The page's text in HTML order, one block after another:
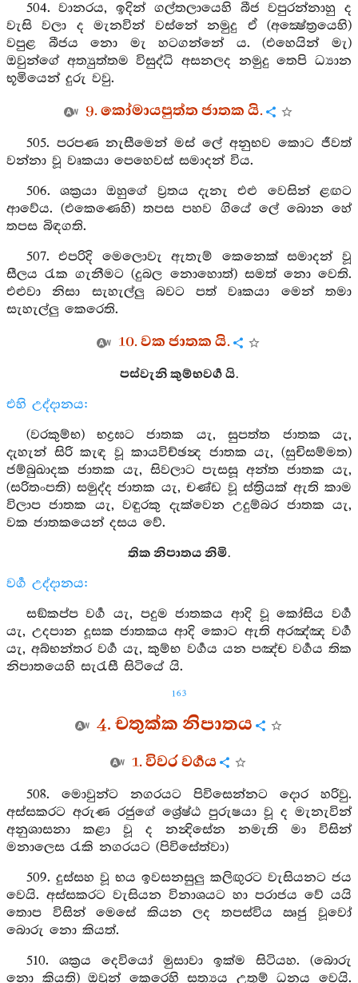
504. වානරය, ඉදින් ගල්තලායෙහි බීජ වපුරන්නාහු ද
වැසි වලා ද මැනවින් වස්නේ නමුදු ඒ (අක්‍ෂේත්‍රයෙහි)
වපුළ බීජය නො මැ හටගන්නේ ය. (එහෙයින් මැ)
ඔවුන්ගේ අත්‍යුත්තම විසුද්ධි අසනලද නමුදු තෙපි ධ්‍යාන
භූමියෙන් දුරු වවු.
9. කෝමායපුත්ත ජාතක යි.
505. පරපණ නැසීමෙන් මස් ලේ අනුභව කොට ජීවත්
වන්නා වූ වෘකයා පෙහෙවස් සමාදන් විය.
506. ශක්‍රයා ඔහුගේ ව්‍රතය දැනැ එළු වෙසින් ළඟට
ආවේය. (එකෙණෙහි) තපස පහව ගියේ ලේ බොන හේ
තපස බිඳගති.
507. එපරිදි මෙලොවැ ඇතැම් කෙනෙක් සමාදන් වූ
සීලය රැක ගැනීමට (දුබල නොහොත්) සමත් නො වෙති.
එළුවා නිසා සැහැල්ලු බවට පත් වෘකයා මෙන් තමා
සැහැල්ලු කෙරෙති.
10. වක ජාතක යි.
පස්වැනි කුම්භවර්‍ග යි.
එහි උද්දානය:
(වරකුම්භ) භද්‍රඝට ජාතක යැ, සුපත්ත ජාතක යැ,
දැහැන් සිරි කැඳ වූ කායවිච්ඡන්‍ද ජාතක යැ, (සුචිසම්මත)
ජම්බුඛාදක ජාතක යැ, සිවලාට පැසසූ අන්ත ජාතක යැ,
(සරිතංපති) සමුද්ද ජාතක යැ, චණ්ඩ වූ ස්ත්‍රියක් ඇති කාම
විලාප ජාතක යැ, වඳුරකු දැක්වෙන උදුම්බර ජාතක යැ,
වක ජාතකයෙන් දසය වේ.
තික නිපාතය නිමි.
වර්‍ග උද්දානය:
සඞ්කප්ප වර්‍ග යැ, පදුම ජාතකය ආදි වූ කෝසිය වර්‍ග
යැ, උදපාන දූසක ජාතකය ආදි කොට ඇති අරඤ්ඤ වර්‍ග
යැ, අබ්භන්තර වර්‍ග යැ, කුම්භ වර්‍ගය යන පඤ්ච වර්‍ගය තික
නිපාතයෙහි සැරැසී සිටියේ යි.
163
4. චතුක්ක නිපාතය
1. විවර වර්‍ගය
508. මොවුන්ට නගරයට පිවිසෙන්නට දොර හරිවු.
අස්සකරට අරුණ රජුගේ ශ්‍රේෂ්ඨ පුරුෂයා වූ ද මැනැවින්
අනුශාසනා කළා වූ ද නන්‍දිසේන නමැති මා විසින්
මනාලෙස රැකි නගරයට (පිවිසේත්වා)
509. දුස්සහ වූ භය ඉවසනසුලු කලිඟුරට වැසියනට ජය
වෙයි. අස්සකරට වැසියන විනාශයට හා පරාජය වේ යයි
තොප විසින් මෙසේ කියන ලද තපස්විය ඍජු වූවෝ
බොරු නො කියත්.
510. ශක්‍රය දෙවියෝ මුසාවා ඉක්ම සිටියහ. (බොරු
නො කියති) ඔවුන් කෙරෙහි සත්‍යය උතුම් ධනය වෙයි.